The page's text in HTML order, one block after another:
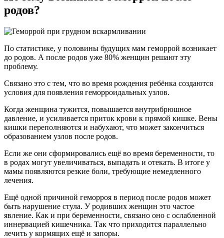
родов?
По статистике, у половины будущих мам геморрой возникает
до родов. А после родов уже 80% женщин решают эту
проблему.
Связано это с тем, что во время рождения ребёнка создаются
условия для появления геморроидальных узлов.
Когда женщина тужится, повышается внутрибрюшное
давление, и усиливается приток крови к прямой кишке. Вены
кишки переполняются и набухают, что может закончиться
образованием узлов после родов.
Если же они сформировались ещё во время беременности, то
в родах могут увеличиваться, выпадать и отекать. В итоге у
мамы появляются резкие боли, требующие немедленного
лечения.
Ещё одной причиной геморроя в период после родов может
быть нарушение стула. У родивших женщин это частое
явление. Как и при беременности, связано оно с ослабленной
иннервацией кишечника. Так что приходится параллельно
лечить у кормящих ещё и запоры.